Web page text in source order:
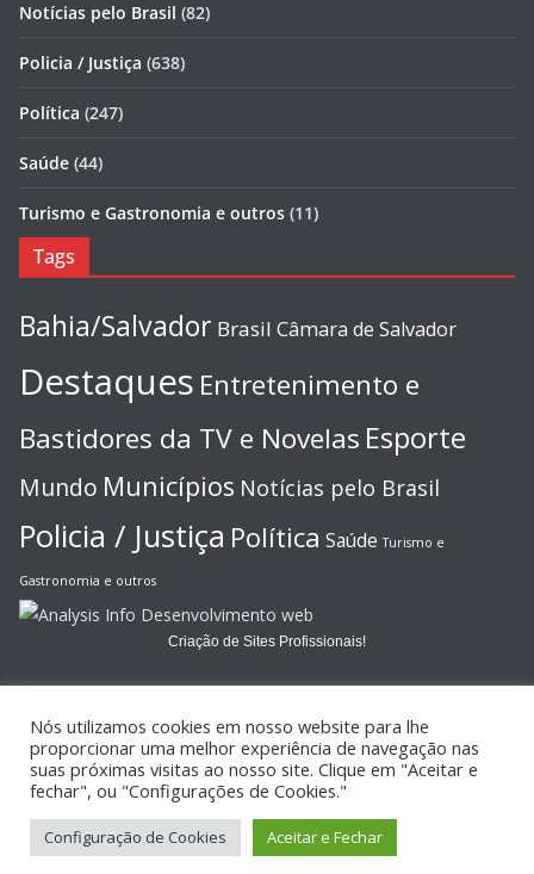
Notícias pelo Brasil (82)
Policia / Justiça (638)
Política (247)
Saúde (44)
Turismo e Gastronomia e outros (11)
Tags
Bahia/Salvador Brasil Câmara de Salvador
Destaques Entretenimento e
Bastidores da TV e Novelas Esporte
Mundo Municípios Notícias pelo Brasil
Policia / Justiça Política Saúde Turismo e
Gastronomia e outros
Criação de Sites Profissionais!
Copyright © 2026JORNAL GAZETA ONLINE
reservados.
Tema:ColorMagpor ThemeGrill. Powered by
Nós utilizamos cookies em nosso website para lhe
proporcionar uma melhor experiência de navegação nas
suas próximas visitas ao nosso site. Clique em "Aceitar e
fechar", ou "Configurações de Cookies."
Configuração de Cookies Aceitar e Fechar